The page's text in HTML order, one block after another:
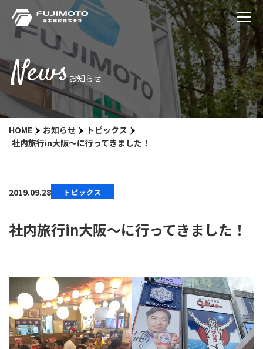
Newsお知らせ
HOME お知らせ
トピックス
社内旅行in大阪～に行ってきました！
2019.09.28 トピックス
社内旅行in大阪～に行ってきました！